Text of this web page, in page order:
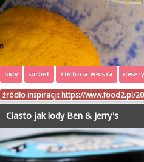
lody sorbet kuchnia włoska desery
źródło inspiracji: https://www.food2.pl/
Ciasto jak lody Ben & Jerry's